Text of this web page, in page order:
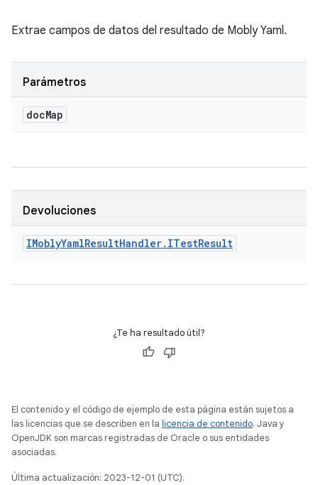
Extrae campos de datos del resultado de Mobly Yaml.
Parámetros
docMap
Devoluciones
IMoblyYamlResultHandler. ITestResult
¿Te ha resultado útil?
El contenido y el código de ejemplo de esta página están sujetos a
las licencias que se describen en la licencia de contenido. Java y
OpenJDK son marcas registradas de Oracle o sus entidades
asociadas.
Última actualización: 2023-12-01 (UTC).